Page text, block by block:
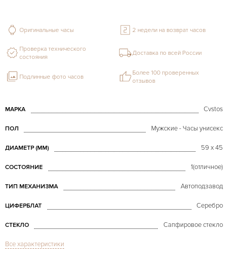
МАРКА Cvstos
ПОЛ Мужские - Часы унисекс
ДИАМЕТР (MM) 59 х 45
СОСТОЯНИЕ 1(отличное)
ТИП МЕХАНИЗМА Автоподзавод
ЦИФЕРБЛАТ Серебро
СТЕКЛО Сапфировое стекло
МОДЕЛЬ
Все характеристики
Оригинальные часы 2 недели на возврат часов
Проверка технического
состояния
Доставка по всей России
Подлинные фото часов
Более 100 проверенных
отзывов